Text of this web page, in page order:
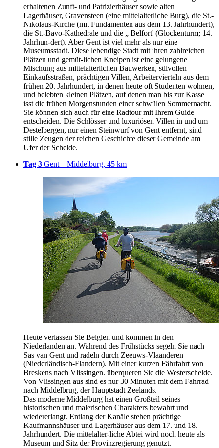
erhaltenen Zunft- und Patrizierhäuser sowie alten
Lagerhäuser, Gravensteen (eine mittelalterliche Burg), die St.-
Nikolaus-Kirche (mit Fundamenten aus dem 13. Jahrhundert),
die St.-Bavo-Kathedrale und die „ Belfort' (Glockenturm; 14.
Jahrhun-dert). Aber Gent ist viel mehr als nur eine
Museumsstadt. Diese lebendige Stadt mit ihren zahlreichen
Plätzen und gemüt-lichen Kneipen ist eine gelungene
Mischung aus mittelalterlichen Bauwerken, stilvollen
Einkaufsstraßen, prächtigen Villen, Arbeitervierteln aus dem
frühen 20. Jahrhundert, in denen heute oft Studenten wohnen,
und belebten kleinen Plätzen, auf denen man bis zur Kasse
isst die frühen Morgenstunden einer schwülen Sommernacht.
Sie können sich auch für eine Radtour mit Ihrem Guide
entscheiden. Die Schlösser und luxuriösen Villen in und um
Destelbergen, nur einen Steinwurf von Gent entfernt, sind
stille Zeugen der reichen Geschichte dieser Gemeinde am
Ufer der Schelde.
Tag 3 Gent – Middelburg, 45 km
Heute verlassen Sie Belgien und kommen in den
Niederlanden an. Während des Frühstücks segeln Sie nach
Sas van Gent und radeln durch Zeeuws-Vlaanderen
(Niederländisch-Flandern). Mit einer kurzen Fährfahrt von
Breskens nach Vlissingen. überqueren Sie die Westerschelde.
Von Vlissingen aus sind es nur 30 Minuten mit dem Fahrrad
nach Middelbrug, der Hauptstadt Zeelands.
Das moderne Middelburg hat einen Großteil seines
historischen und malerischen Charakters bewahrt und
wiedererlangt. Entlang der Kanäle stehen prächtige
Kaufmannshäuser und Lagerhäuser aus dem 17. und 18.
Jahrhundert. Die mittelalter-liche Abtei wird noch heute als
Museum und Sitz der Provinzregierung genutzt.